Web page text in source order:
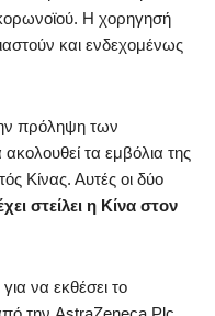
Η χορηγησή
και ενδεχομένως
πρόληψη των
τα εμβόλια της
Κίνας. Αυτές οι δύο
στείλει η Κίνα στον
να εκθέσει το